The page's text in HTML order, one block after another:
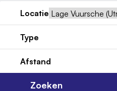
Meld locatie aan
Nieuws
Reviews (5⭐️)
Contact
Locatie
Type
Afstand
Zoeken